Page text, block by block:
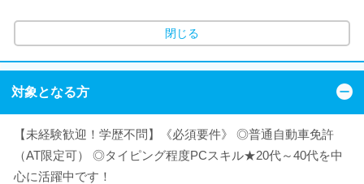
閉じる
対象となる方
【未経験歓迎！学歴不問】《必須要件》 ◎普通自動車免許
（AT限定可） ◎タイピング程度PCスキル★20代～40代を中
心に活躍中です！